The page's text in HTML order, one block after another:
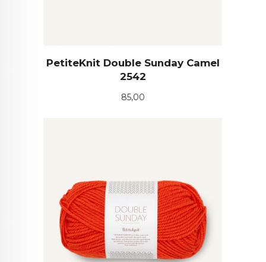
PetiteKnit Double Sunday Camel
2542
Pris
85,00